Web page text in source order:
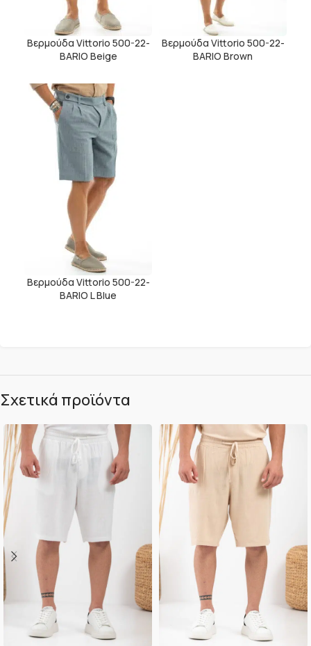
Βερμούδα Vittorio 500-22-
BARIO Beige
Βερμούδα Vittorio 500-22-
BARIO Brown
Βερμούδα Vittorio 500-22-
BARIO L Blue
Σχετικά προϊόντα